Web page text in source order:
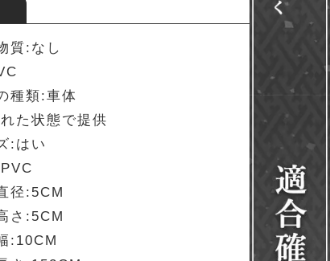
質:なし
種類:車体
た状態で提供
:はい
径:5CM
さ:5CM
:10CM